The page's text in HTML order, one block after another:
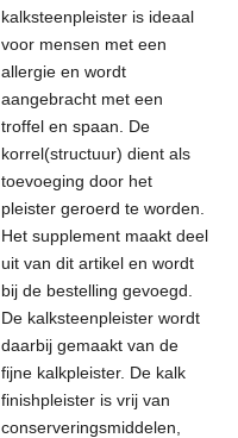
kalksteenpleister is ideaal
voor mensen met een
allergie en wordt
aangebracht met een
troffel en spaan.
De
korrel(structuur) dient als
toevoeging door het
pleister geroerd te worden.
Het supplement maakt deel
uit van dit artikel en wordt
bij de bestelling gevoegd.
De kalksteenpleister wordt
daarbij gemaakt van de
fijne kalkpleister. De kalk
finishpleister is vrij van
conserveringsmiddelen,